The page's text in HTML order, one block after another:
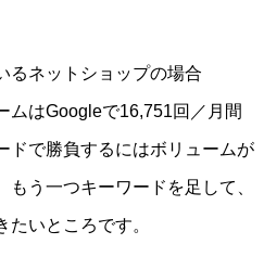
るネットショップの場合
ムはGoogleで16,751回／月間
ドで勝負するにはボリュームが
う一つキーワードを足して、
いところです。